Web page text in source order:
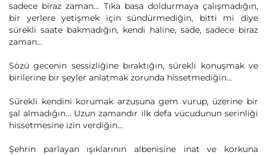
sadece biraz zaman… Tıka basa doldurmaya çalışmadığın,
bir yerlere yetişmek için sündürmediğin, bitti mi diye
sürekli saate bakmadığın, kendi haline, sade, sadece biraz
zaman…
Sözü gecenin sessizliğine bıraktığın, sürekli konuşmak ve
birilerine bir şeyler anlatmak zorunda hissetmediğin…
Sürekli kendini korumak arzusuna gem vurup, üzerine bir
şal almadığın… Uzun zamandır ilk defa vücudunun serinliği
hissetmesine izin verdiğin…
Şehrin parlayan ışıklarının albenisine inat ve korkuna